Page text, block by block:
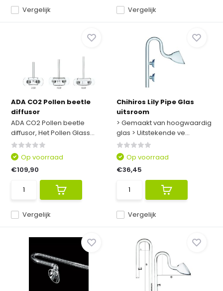
Vergelijk Vergelijk
ADA CO2 Pollen beetle
diffusor
ADA CO2 Pollen beetle
diffusor, Het Pollen Glass...
Vergelijk
Op voorraad
€109,90
Chihiros Lily Pipe Glas
uitsroom
> Gemaakt van hoogwaardig
glas > Uitstekende ve...
Vergelijk
Op voorraad
€36,45